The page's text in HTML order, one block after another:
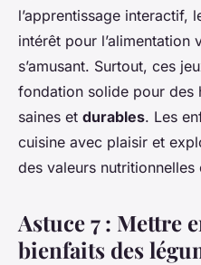
l’apprentissage interactif,
intérêt pour l’alimentation
s’amusant. Surtout, ces
fondation solide pour des
saines et durables. Les
cuisine avec plaisir et
des valeurs nutritionnelles
Astuce 7 : Mettre
bienfaits des